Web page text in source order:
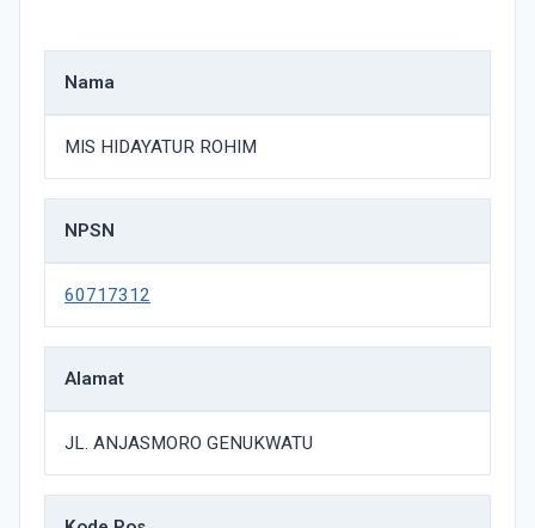
Nama
MIS HIDAYATUR ROHIM
NPSN
60717312
Alamat
JL. ANJASMORO GENUKWATU